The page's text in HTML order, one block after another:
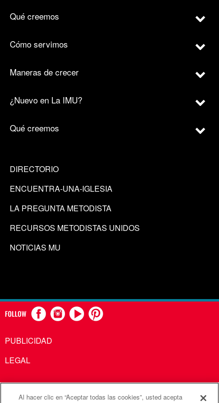
Qué creemos
Cómo servimos
Maneras de crecer
¿Nuevo en La IMU?
Qué creemos
DIRECTORIO
ENCUENTRA-UNA-IGLESIA
LA PREGUNTA METODISTA
RECURSOS METODISTAS UNIDOS
NOTICIAS MU
FOLLOW
PUBLICIDAD
LEGAL
Al hacer clic en “Aceptar todas las cookies”, usted acepta